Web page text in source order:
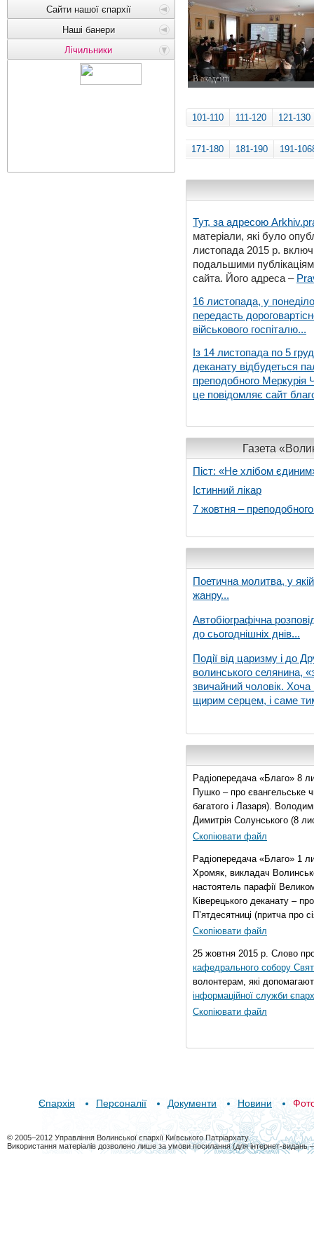
Сайти нашої єпархії
Наші банери
Лічильники
В академії
101-110 111-120 121-130
171-180 181-190 191-
Тут, за адресою
матеріали, які було
листопада 2015 р.
подальшими
сайта. Його адреса –
16 листопада, у
передасть
військового госпіталю...
Із 14 листопада по 5
деканату відбудеться
преподобного Меркурія
це повідомляє сайт
Газета
Піст: «Не хлібом
Істинний лікар
7 жовтня –
Поетична молитва, у
жанру...
Автобіографічна
до сьогоднішніх днів...
Події від царизму і до
волинського селянина,
звичайний чоловік. Хоча
щирим серцем, і саме
Радіопередача «Благо» 8
Пушко – про євангельське
багатого і Лазаря).
Димитрія Солунського (8
Скопіювати файл
Радіопередача «Благо» 1
Хромяк, викладач
настоятель парафії
Ківерецького деканату –
П’ятдесятниці (притча про
Скопіювати файл
25 жовтня 2015 р. Слово
кафедрального собору
волонтерам, які
інформаційної служби
Скопіювати файл
Єпархія Персоналії Документи Новини
© 2005–2012 Управління Волинської єпархії Київського Патріархату
Використання матеріалів дозволено лише за умови посилання (для інтернет-видань